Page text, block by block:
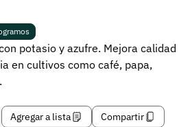
potasio y azufre. Mejora calidad
en cultivos como café, papa,
Agregar a lista Compartir